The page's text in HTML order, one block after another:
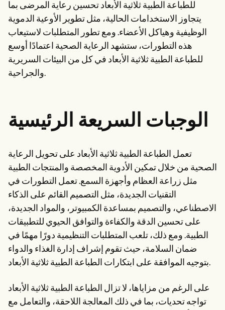
للطباعة الطبية ثلاثية الأبعاد تحسين رعاية المرضى بما
يتجاوز الاستخدامات الحالية، مثل تطوير الأوعية الدموية
الوظيفية وهياكل الأعضاء. ومع تطور المتطلبات لاستيعاب
هذه التطورات، ستشهد الرعاية الصحية اعتمادًا أوسع
للطباعة الطبية ثلاثية الأبعاد في كل من البيئات السريرية
والجراحية.
الوجبات السريعة الرئيسية
تعمل الطباعة الطبية ثلاثية الأبعاد على تحويل الرعاية
الصحية من خلال تمكين الأدوية المخصصة والمنتجات الطبية
مثل زراعة العظام وأجهزة السمع. تعمل التطورات في
التقنيات الجديدة، مثل التصميم القائم على الذكاء
الاصطناعي، والتصميم بمساعدة الكمبيوتر، والمواد الجديدة،
على تحسين الدقة والكفاءة والتوافق الحيوي للتطبيقات
الطبية. ومع ذلك، تلعب المتطلبات التنظيمية دورًا مهمًا في
ضمان السلامة، حيث تقوم إشراف إدارة الغذاء والدواء
بتوجيه الموافقة على ابتكارات الطباعة الطبية ثلاثية الأبعاد.
على الرغم من مزاياها، لا تزال الطباعة الطبية ثلاثية الأبعاد
تواجه تحديات، بما في ذلك المعالجة اللاحقة، والتعامل مع